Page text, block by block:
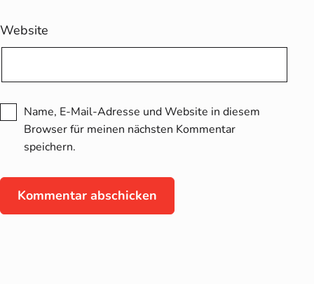
Website
Name, E-Mail-Adresse und Website in diesem
Browser für meinen nächsten Kommentar
speichern.